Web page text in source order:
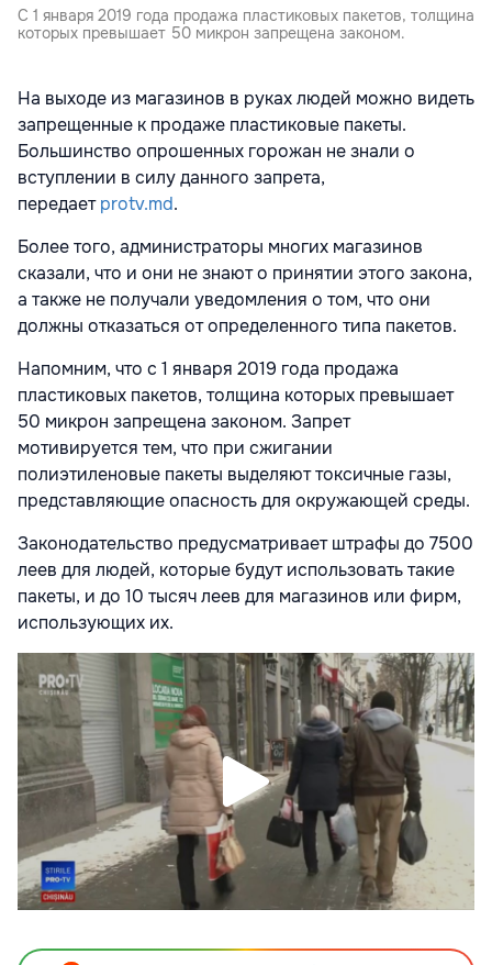
C 1 января 2019 года продажа пластиковых пакетов, толщина
которых превышает 50 микрон запрещена законом.
На выходе из магазинов в руках людей можно видеть
запрещенные к продаже пластиковые пакеты.
Большинство опрошенных горожан не знали о
вступлении в силу данного запрета,
передаетprotv.md.
Более того, администраторы многих магазинов
сказали, что и они не знают о принятии этого закона,
а также не получали уведомления о том, что они
должны отказаться от определенного типа пакетов.
Напомним, что с 1 января 2019 года продажа
пластиковых пакетов, толщина которых превышает
50 микрон запрещена законом. Запрет
мотивируется тем, что при сжигании
полиэтиленовые пакеты выделяют токсичные газы,
представляющие опасность для окружающей среды.
Законодательство предусматривает штрафы до 7500
леев для людей, которые будут использовать такие
пакеты, и до 10 тысяч леев для магазинов или фирм,
использующих их.